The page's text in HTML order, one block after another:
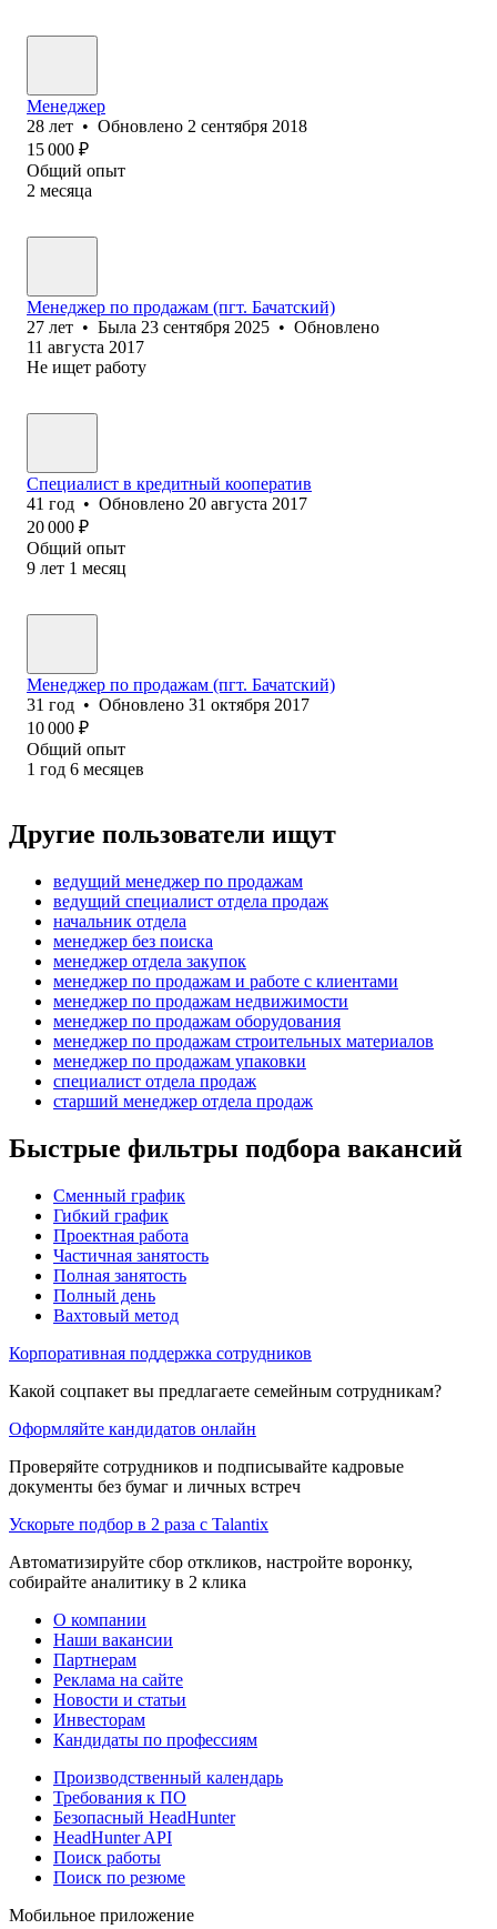
Менеджер
28 лет • Обновлено 2 сентября 2018
15 000 ₽
Общий опыт
2 месяца
Менеджер по продажам (пгт. Бачатский)
27 лет • Была 23 сентября 2025 • Обновлено
11 августа 2017
Не ищет работу
Специалист в кредитный кооператив
41 год • Обновлено 20 августа 2017
20 000 ₽
Общий опыт
9 лет 1 месяц
Менеджер по продаж‎ам (пгт. Бачатский)
31 год • Обновлено 31 октября 2017
10 000 ₽
Общий опыт
1 год 6 месяцев
Другие пользователи ищут
ведущий менеджер по продажам
ведущий специалист отдела продаж
начальник отдела
менеджер без поиска
менеджер отдела закупок
менеджер по продажам и работе с клиентами
менеджер по продажам недвижимости
менеджер по продажам оборудования
менеджер по продажам строительных материалов
менеджер по продажам упаковки
специалист отдела продаж
старший менеджер отдела продаж
Быстрые фильтры подбора вакансий
Сменный график
Гибкий график
Проектная работа
Частичная занятость
Полная занятость
Полный день
Вахтовый метод
Корпоративная поддержка сотрудников
Какой соцпакет вы предлагаете семейным сотрудникам?
Оформляйте кандидатов онлайн
Проверяйте сотрудников и подписывайте кадровые
документы без бумаг и личных встреч
Ускорьте подбор в 2 раза с Talantix
Автоматизируйте сбор откликов, настройте воронку,
собирайте аналитику в 2 клика
О компании
Наши вакансии
Партнерам
Реклама на сайте
Новости и статьи
Инвесторам
Кандидаты по профессиям
Производственный календарь
Требования к ПО
Безопасный HeadHunter
HeadHunter API
Поиск работы
Поиск по резюме
Мобильное приложение